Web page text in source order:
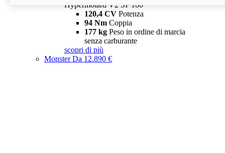
Hypermotard V2 SP 100
120,4 CV Potenza
94 Nm Coppia
177 kg Peso in ordine di marcia
senza carburante
scopri di più
MonsterDa 12.890 €